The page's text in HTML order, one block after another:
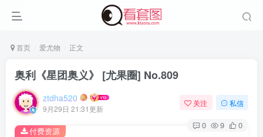
首页 爱尤物 正文
奥利《星团奥义》 [尤果圈] No.809
ztdha520
9月29日 21:31更新
关注 私信
0 9 0
付费资源